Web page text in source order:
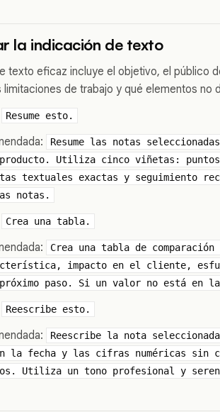
la indicación de texto
texto eficaz incluye el objetivo, el público
limitaciones de trabajo y qué elementos
Resume esto.
Resume las notas
producto. Utiliza cinco viñetas:
textuales exactas y seguimiento
notas.
Crea una tabla.
Crea una tabla de
impacto en el cliente,
próximo paso. Si un valor no está en
Reescribe esto.
Reescribe la nota
la fecha y las cifras numéricas sin
Utiliza un tono profesional y